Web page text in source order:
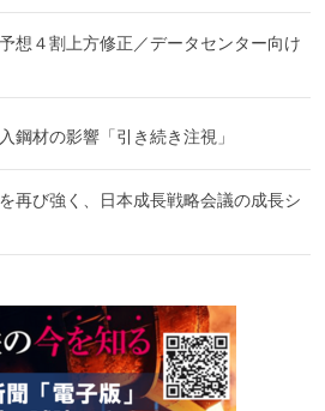
想４割上方修正／データセンター向け
鋼材の影響「引き続き注視」
再び強く、日本成長戦略会議の成長シ